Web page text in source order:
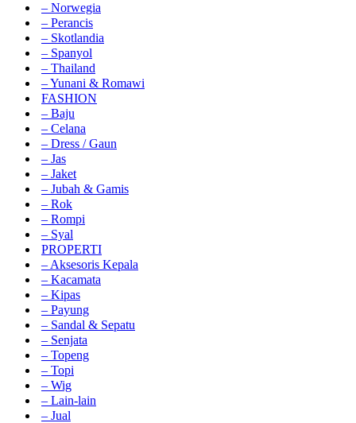
– Norwegia
– Perancis
– Skotlandia
– Spanyol
– Thailand
– Yunani & Romawi
FASHION
– Baju
– Celana
– Dress / Gaun
– Jas
– Jaket
– Jubah & Gamis
– Rok
– Rompi
– Syal
PROPERTI
– Aksesoris Kepala
– Kacamata
– Kipas
– Payung
– Sandal & Sepatu
– Senjata
– Topeng
– Topi
– Wig
– Lain-lain
– Jual